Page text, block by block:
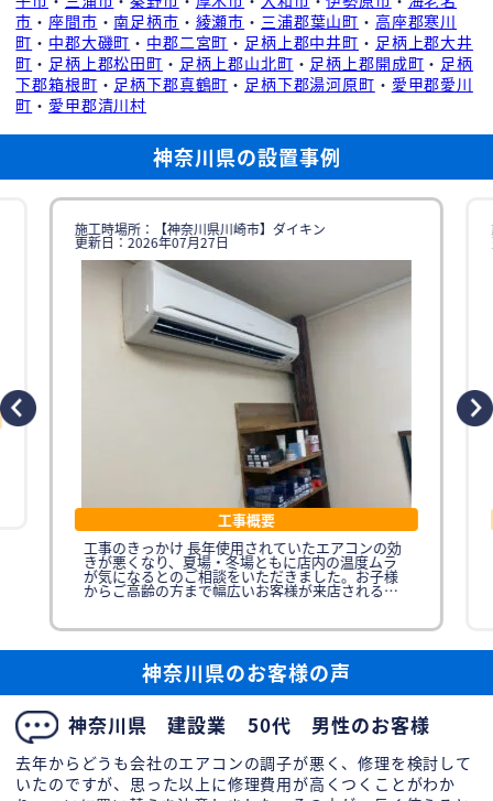
市 ・ 座間市 ・南足柄市 ・ 綾瀬市 ・ 三浦郡葉山町 ・ 高座郡寒川
町 ・ 中郡大磯町 ・ 中郡二宮町 ・ 足柄上郡中井町 ・ 足柄上郡大井
町 ・ 足柄上郡松田町 ・ 足柄上郡山北町 ・ 足柄上郡開成町 ・ 足柄
下郡箱根町 ・ 足柄下郡真鶴町 ・ 足柄下郡湯河原町 ・ 愛甲郡愛川
町 ・ 愛甲郡清川村
神奈川県の設置事例
施工時場所：【神奈川県川崎市】ダイキン
更新日：2026年07月27日
工事概要
工事のきっかけ 長年使用されていたエアコンの効
きが悪くなり、夏場・冬場ともに店内の温度ムラ
が気になるとのご相談をいただきました。お子様
からご高齢の方まで幅広いお客様が来店されるた
め、どの年代の方にも快適に過ごしていただける
ン総
神奈川県のお客様の声
神奈川県 建設業 50代 男性のお客様
去年からどうも会社のエアコンの調子が悪く、修理を検討して
いたのですが、思った以上に修理費用が高くつくことがわか